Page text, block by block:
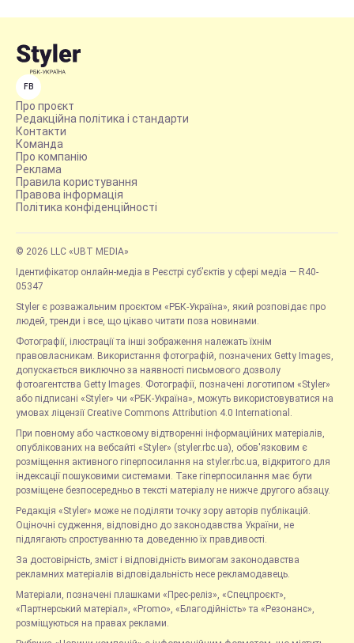
FB
Про проєкт
Редакційна політика і стандарти
Контакти
Команда
Про компанію
Реклама
Правила користування
Правова інформація
Політика конфіденційності
© 2026 LLC «UBT MEDIA»
Ідентифікатор онлайн-медіа в Реєстрі суб’єктів у сфері медіа — R40-
05347
Styler є розважальним проєктом «РБК-Україна», який розповідає про
людей, тренди і все, що цікаво читати поза новинами.
Фотографії, ілюстрації та інші зображення належать їхнім
правовласникам. Використання фотографій, позначених Getty Images,
допускається виключно за наявності письмового дозволу
фотоагентства Getty Images. Фотографії, позначені логотипом «Styler»
або підписані «Styler» чи «РБК-Україна», можуть використовуватися на
умовах ліцензії Creative Commons Attribution 4.0 International.
При повному або частковому відтворенні інформаційних матеріалів,
опублікованих на вебсайті «Styler» (styler.rbc.ua), обов'язковим є
розміщення активного гіперпосилання на styler.rbc.ua, відкритого для
індексації пошуковими системами. Таке гіперпосилання має бути
розміщене безпосередньо в тексті матеріалу не нижче другого абзацу.
Редакція «Styler» може не поділяти точку зору авторів публікацій.
Оціночні судження, відповідно до законодавства України, не
підлягають спростуванню та доведенню їх правдивості.
За достовірність, зміст і відповідність вимогам законодавства
рекламних матеріалів відповідальність несе рекламодавець.
Матеріали, позначені плашками «Прес-реліз», «Спецпроєкт»,
«Партнерський матеріал», «Promo», «Благодійність» та «Резонанс»,
розміщуються на правах реклами.